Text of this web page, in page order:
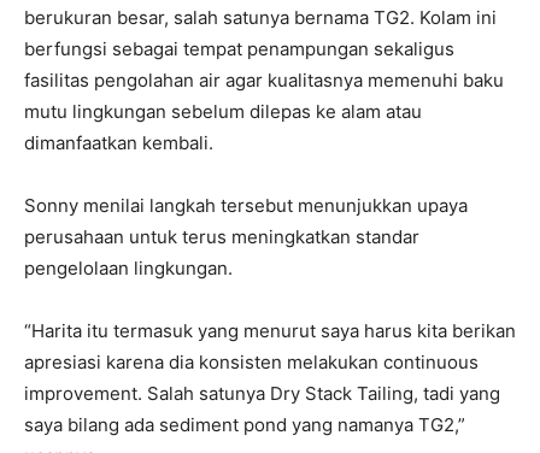
berukuran besar, salah satunya bernama TG2. Kolam ini
berfungsi sebagai tempat penampungan sekaligus
fasilitas pengolahan air agar kualitasnya memenuhi baku
mutu lingkungan sebelum dilepas ke alam atau
dimanfaatkan kembali.
Sonny menilai langkah tersebut menunjukkan upaya
perusahaan untuk terus meningkatkan standar
pengelolaan lingkungan.
“Harita itu termasuk yang menurut saya harus kita berikan
apresiasi karena dia konsisten melakukan continuous
improvement. Salah satunya Dry Stack Tailing, tadi yang
saya bilang ada sediment pond yang namanya TG2,”